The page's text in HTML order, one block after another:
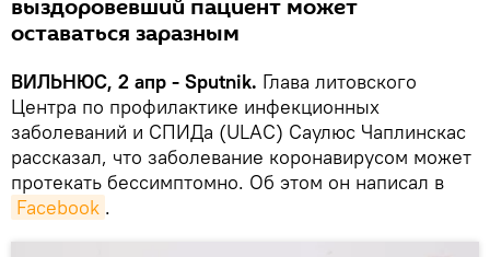
выздоровевший пациент может
оставаться заразным
ВИЛЬНЮС, 2 апр - Sputnik. Глава литовского
Центра по профилактике инфекционных
заболеваний и СПИДа (ULAC) Саулюс Чаплинскас
рассказал, что заболевание коронавирусом может
протекать бессимптомно. Об этом он написал в
Facebook .